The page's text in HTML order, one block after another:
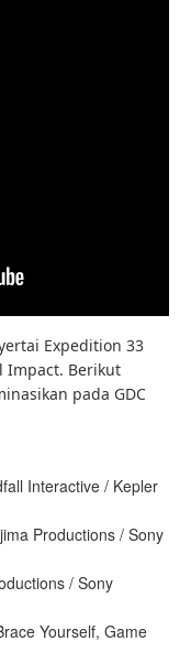
Expedition 33
Impact. Berikut
pada GDC
Interactive / Kepler
Productions / Sony
/ Sony
Yourself, Game